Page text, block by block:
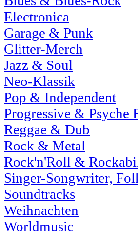
Electronica
Garage & Punk
Glitter-Merch
Jazz & Soul
Neo-Klassik
Pop & Independent
Progressive & Psyche
Reggae & Dub
Rock & Metal
Rock'n'Roll &
Singer-Songwriter,
Soundtracks
Weihnachten
Worldmusic